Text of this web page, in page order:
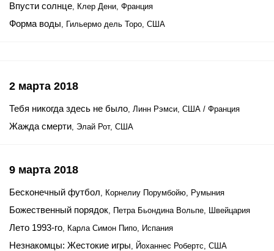
Впусти солнце, Клер Дени, Франция
Форма воды, Гильермо дель Торо, США
2 марта 2018
Тебя никогда здесь не было, Линн Рэмси, США / Франция
Жажда смерти, Элай Рот, США
9 марта 2018
Бесконечный футбол, Корнелиу Порумбойю, Румыния
Божественный порядок, Петра Бьондина Вольпе, Швейцария
Лето 1993-го, Карла Симон Пипо, Испания
Незнакомцы: Жестокие игры, Йоханнес Робертс, США